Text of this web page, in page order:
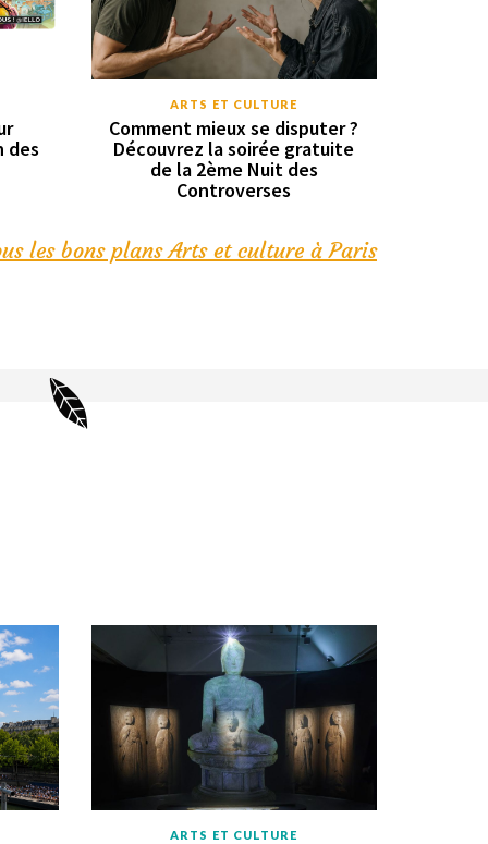
des
ARTS ET CULTURE
Comment mieux se disputer ?
Découvrez la soirée gratuite
de la 2ème Nuit des
Controverses
les bons plans Arts et culture à Paris
ARTS ET CULTURE